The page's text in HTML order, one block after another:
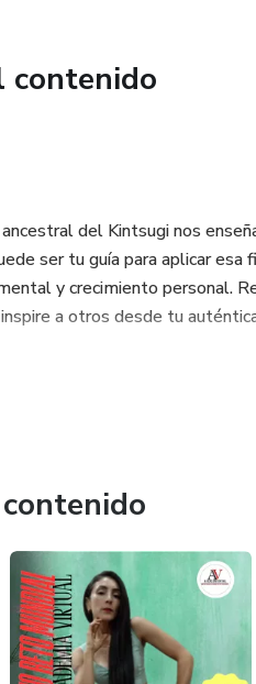
mejor versión al mundo!
contenido
del Kintsugi nos
ser tu guía para aplicar esa
y crecimiento personal.
a otros desde tu